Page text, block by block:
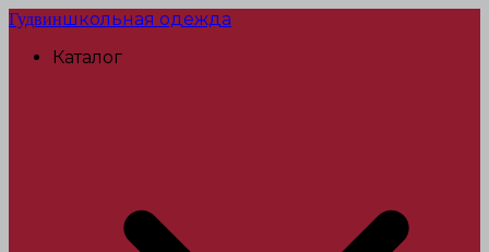
Гудвиншкольная одежда
Каталог